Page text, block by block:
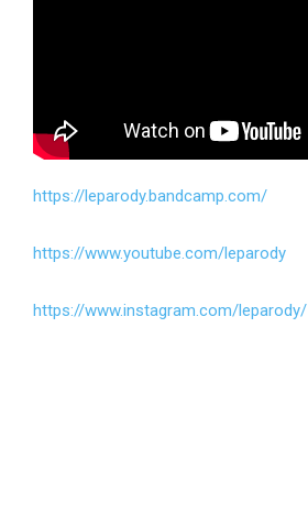
https://leparody.bandcamp.com/
https://www.youtube.com/leparody
https://www.instagram.com/leparody/